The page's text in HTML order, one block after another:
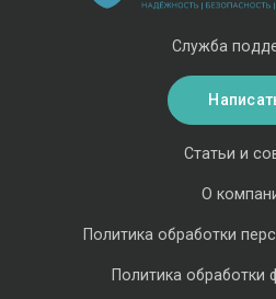
Статьи и
О
Политика обработки
Политика обработки
Служба